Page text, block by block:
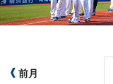
前月